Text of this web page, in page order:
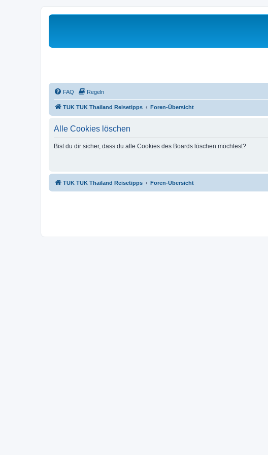
FAQ Regeln
TUK TUK Thailand Reisetipps Foren-Übersicht
Alle Cookies löschen
Bist du dir sicher, dass du alle Cookies des Boards löschen möchtest?
TUK TUK Thailand Reisetipps Foren-Übersicht